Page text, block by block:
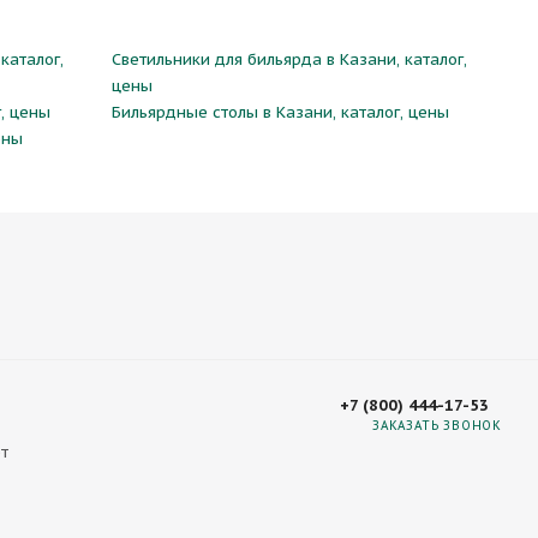
Светильники для бильярда в Казани, каталог,
цены
цены
Бильярдные столы в Казани, каталог, цены
+7 (800) 444-17-53
ЗАКАЗАТЬ ЗВОНОК